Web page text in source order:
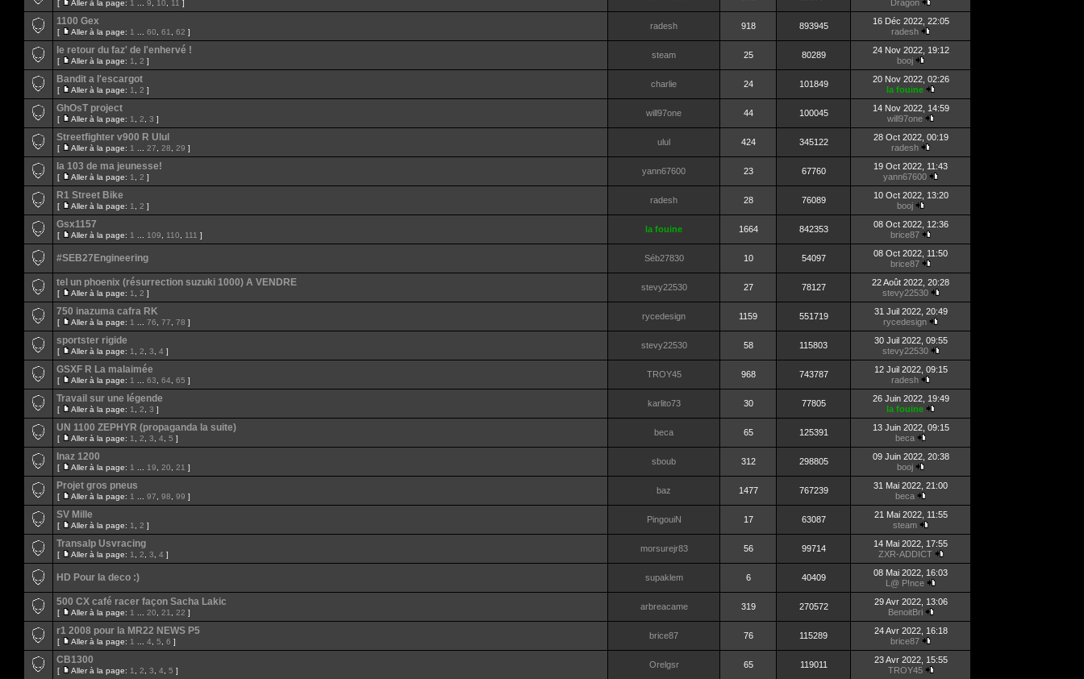
[ Aller à la page: 1 9 10 11 ]
Dragon
1100 Gex
[ Aller à la page: 1 60 61 62 ]
radesh 918 893945
16 Déc 2022, 22:05
radesh
le retour du faz' de l'enhervé !
[ Aller à la page: 1 2 ]
steam 25 80289
24 Nov 2022, 19:12
booj
Bandit a l'escargot
[ Aller à la page: 1 2 ]
charlie 24 101849
20 Nov 2022, 02:26
la fouine
GhOsT project
[ Aller à la page: 1 2 3 ]
will97one 44 100045
14 Nov 2022, 14:59
will97one
Streetfighter v900 R Ulul
[ Aller à la page: 1 27 28 29 ]
ulul 424 345122
28 Oct 2022, 00:19
radesh
la 103 de ma jeunesse!
[ Aller à la page: 1 2 ]
yann67600 23 67760
19 Oct 2022, 11:43
yann67600
R1 Street Bike
[ Aller à la page: 1 2 ]
radesh 28 76089
10 Oct 2022, 13:20
booj
Gsx1157
[ Aller à la page: 1 109 110 111 ]
la fouine 1664 842353
08 Oct 2022, 12:36
brice87
#SEB27Engineering Séb27830 10 54097
08 Oct 2022, 11:50
brice87
tel un phoenix (résurrection suzuki 1000) A VENDRE
[ Aller à la page: 1 2 ]
stevy22530 27 78127
22 Août 2022, 20:28
stevy22530
750 inazuma cafra RK
[ Aller à la page: 1 76 77 78 ]
rycedesign 1159 551719
31 Juil 2022, 20:49
rycedesign
sportster rigide
[ Aller à la page: 1 2 3 4 ]
stevy22530 58 115803
30 Juil 2022, 09:55
stevy22530
GSXF R La malaimée
[ Aller à la page: 1 63 64 65 ]
TROY45 968 743787
12 Juil 2022, 09:15
radesh
Travail sur une légende
[ Aller à la page: 1 2 3 ]
karlito73 30 77805
26 Juin 2022, 19:49
la fouine
UN 1100 ZEPHYR (propaganda la suite)
[ Aller à la page: 1 2 3 4 5 ]
beca 65 125391
13 Juin 2022, 09:15
beca
Inaz 1200
[ Aller à la page: 1 19 20 21 ]
sboub 312 298805
09 Juin 2022, 20:38
booj
Projet gros pneus
[ Aller à la page: 1 97 98 99 ]
baz 1477 767239
31 Mai 2022, 21:00
beca
SV Mille
[ Aller à la page: 1 2 ]
PingouiN 17 63087
21 Mai 2022, 11:55
steam
Transalp Usvracing
[ Aller à la page: 1 2 3 4 ]
morsurejr83 56 99714
14 Mai 2022, 17:55
ZXR-ADDICT
HD Pour la deco :) supaklem 6 40409
08 Mai 2022, 16:03
L@ P!nce
500 CX café racer façon Sacha Lakic
[ Aller à la page: 1 20 21 22 ]
arbreacame 319 270572
29 Avr 2022, 13:06
BenoitBri
r1 2008 pour la MR22 NEWS P5
[ Aller à la page: 1 4 5 6 ]
brice87 76 115289
24 Avr 2022, 16:18
brice87
CB1300
[ Aller à la page: 1 2 3 4 5 ]
Orelgsr 65 119011
23 Avr 2022, 15:55
TROY45